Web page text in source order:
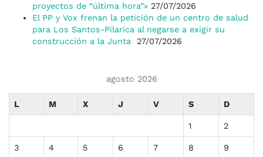
proyectos de “última hora”» 27/07/2026
El PP y Vox frenan la petición de un centro de salud
para Los Santos-Pilarica al negarse a exigir su
construcción a la Junta
27/07/2026
agosto 2026
L M X J V S D
1 2
3 4 5 6 7 8 9